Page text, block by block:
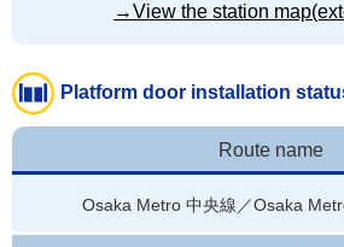
→View the station
Platform door installation
Route name
Osaka Metro 中央線／Osaka